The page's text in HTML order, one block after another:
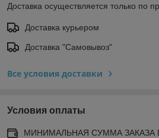
Доставка осуществляется только по
Доставка курьером
Доставка "Самовывоз"
Все условия доставки
Условия оплаты
МИНИМАЛЬНАЯ СУММА ЗАКАЗА